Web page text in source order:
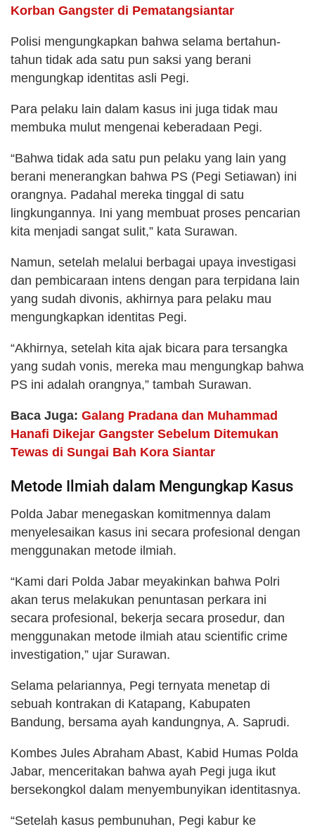
Korban Gangster di Pematangsiantar
Polisi mengungkapkan bahwa selama bertahun-
tahun tidak ada satu pun saksi yang berani
mengungkap identitas asli Pegi.
Para pelaku lain dalam kasus ini juga tidak mau
membuka mulut mengenai keberadaan Pegi.
“Bahwa tidak ada satu pun pelaku yang lain yang
berani menerangkan bahwa PS (Pegi Setiawan) ini
orangnya. Padahal mereka tinggal di satu
lingkungannya. Ini yang membuat proses pencarian
kita menjadi sangat sulit,” kata Surawan.
Namun, setelah melalui berbagai upaya investigasi
dan pembicaraan intens dengan para terpidana lain
yang sudah divonis, akhirnya para pelaku mau
mengungkapkan identitas Pegi.
“Akhirnya, setelah kita ajak bicara para tersangka
yang sudah vonis, mereka mau mengungkap bahwa
PS ini adalah orangnya,” tambah Surawan.
Baca Juga: Galang Pradana dan Muhammad
Hanafi Dikejar Gangster Sebelum Ditemukan
Tewas di Sungai Bah Kora Siantar
Metode Ilmiah dalam Mengungkap Kasus
Polda Jabar menegaskan komitmennya dalam
menyelesaikan kasus ini secara profesional dengan
menggunakan metode ilmiah.
“Kami dari Polda Jabar meyakinkan bahwa Polri
akan terus melakukan penuntasan perkara ini
secara profesional, bekerja secara prosedur, dan
menggunakan metode ilmiah atau scientific crime
investigation,” ujar Surawan.
Selama pelariannya, Pegi ternyata menetap di
sebuah kontrakan di Katapang, Kabupaten
Bandung, bersama ayah kandungnya, A. Saprudi.
Kombes Jules Abraham Abast, Kabid Humas Polda
Jabar, menceritakan bahwa ayah Pegi juga ikut
bersekongkol dalam menyembunyikan identitasnya.
“Setelah kasus pembunuhan, Pegi kabur ke